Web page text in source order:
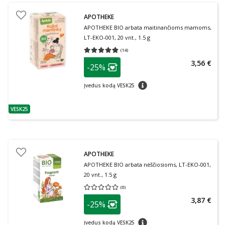
patarimas
VESK25
APOTHEKE
APOTHEKE BIO arbata maitinančioms mamoms,
LT-EKO-001, 20 vnt., 1.5 g
(14)
Vidutinis įvertinimas 4.79
patarimas
Lojalumo klubo narių nuolaida
-25%
Įvedus kodą VESK25 patarimas
3,56 €
APOTHEKE
APOTHEKE BIO arbata nėščiosioms, LT-EKO-001,
20 vnt., 1.5 g
(0)
Vidutinis įvertinimas 0.00
patarimas
Lojalumo klubo narių nuolaida
-25%
Įvedus kodą VESK25 patarimas
3,87 €